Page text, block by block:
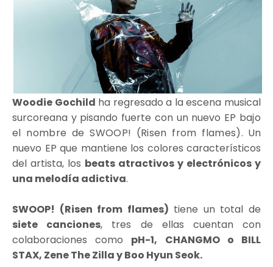
Woodie Gochild ha regresado a la escena musical
surcoreana y pisando fuerte con un nuevo EP bajo
el nombre de SWOOP! (Risen from flames). Un
nuevo EP que mantiene los colores característicos
del artista, los beats atractivos y electrónicos y
una melodía adictiva.
SWOOP! (Risen from flames) tiene un total de
siete canciones, tres de ellas cuentan con
colaboraciones como pH-1, CHANGMO o BILL
STAX, Zene The Zilla y Boo Hyun Seok.